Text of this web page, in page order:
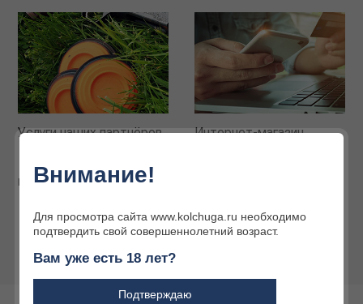
Услуги наших партнёров
Подробнее
Интернет-магазин
Внимание!
Для просмотра сайта www.kolchuga.ru необходимо
подтвердить свой совершеннолетний возраст.
Вам уже есть 18 лет?
Подтверждаю